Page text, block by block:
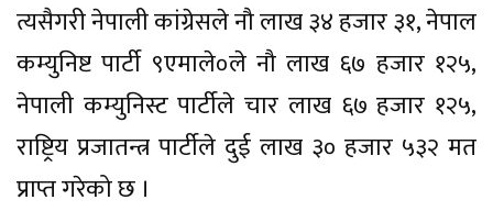
त्यसैगरी नेपाली कांग्रेसले नौ लाख ३४ हजार ३१, नेपाल
कम्युनिष्ट पार्टी ९एमाले०ले नौ लाख ६७ हजार १२५,
नेपाली कम्युनिस्ट पार्टीले चार लाख ६७ हजार १२५,
राष्ट्रिय प्रजातन्त्र पार्टीले दुई लाख ३० हजार ५३२ मत
प्राप्त गरेको छ ।